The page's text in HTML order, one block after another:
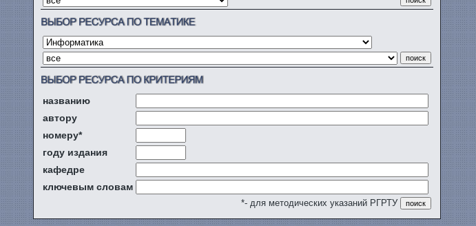
названию
автору
номеру*
году издания
кафедре
ключевым словам
*- для методических указаний РГРТУ